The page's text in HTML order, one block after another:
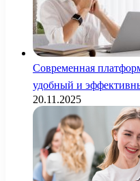
Современная
удобный и
20.11.2025